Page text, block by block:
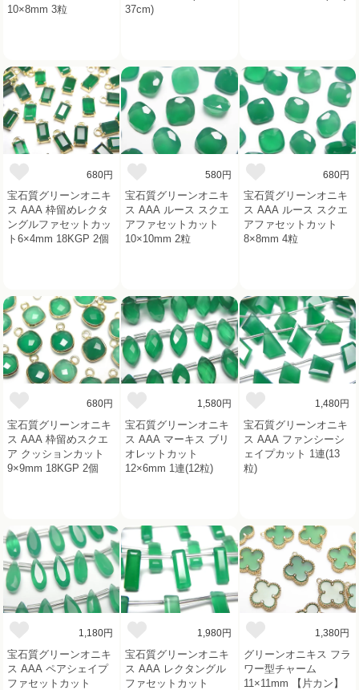
10×8mm 3粒
37cm)
680円
宝石質グリーンオニキ
ス AAA 枠留めレクタ
ングルファセットカッ
ト6×4mm 18KGP 2個
580円
宝石質グリーンオニキ
ス AAA ルース スクエ
アファセットカット
10×10mm 2粒
680円
宝石質グリーンオニキ
ス AAA ルース スクエ
アファセットカット
8×8mm 4粒
680円
宝石質グリーンオニキ
ス AAA 枠留めスクエ
ア クッションカット
9×9mm 18KGP 2個
1,580円
宝石質グリーンオニキ
ス AAA マーキス ブリ
オレットカット
12×6mm 1連(12粒)
1,480円
宝石質グリーンオニキ
ス AAA ファンシーシ
ェイプカット 1連(13
粒)
1,180円
宝石質グリーンオニキ
ス AAA ペアシェイプ
ファセットカット
1,980円
宝石質グリーンオニキ
ス AAA レクタングル
ファセットカット
1,380円
グリーンオニキス フラ
ワー型チャーム
11×11mm 【片カン】